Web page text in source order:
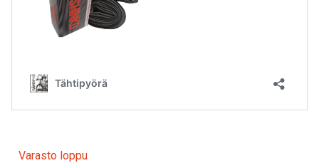
Varasto loppu